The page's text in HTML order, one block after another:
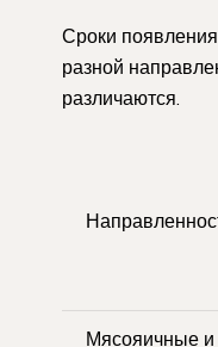
Сроки
разной
различаются.
Мясояичные и